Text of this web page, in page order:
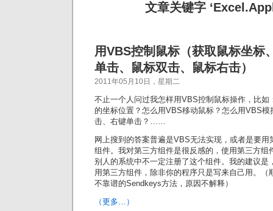
文章关键字
用VBS控制鼠标（获取鼠标坐标
单击、鼠标双击、鼠标右击）
2011年05月10日，星期二
不止一个人问过我怎样用VBS控制鼠标操作，比
的坐标位置？怎么用VBS移动鼠标？怎么用VBS
击、右键单击？……
网上搜到的答案普遍是VBS无法实现，或者是要
组件。我对第三方组件是很反感的，使用第三方组
别人的系统中不一定注册了这个组件。我的建议是
用第三方组件，除非你的程序只是写来自己用。（
不靠谱的Sendkeys方法，原因不解释）
（更多…）